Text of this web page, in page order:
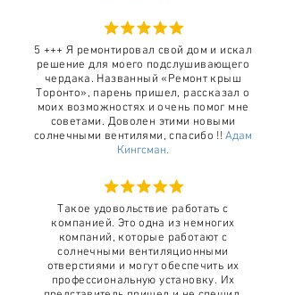
5 +++ Я ремонтировал свой дом и искал
решение для моего подслушивающего
чердака. Названный «Ремонт крыш
Торонто», парень пришел, рассказал о
моих возможностях и очень помог мне
советами. Доволен этими новыми
солнечными вентилями, спасибо !! Адам
Кингсман.
Такое удовольствие работать с
компанией. Это одна из немногих
компаний, которые работают с
солнечными вентиляционными
отверстиями и могут обеспечить их
профессиональную установку. Их